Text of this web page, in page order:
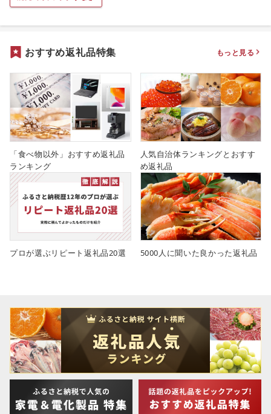
おすすめ返礼品特集 もっと見る
「食べ物以外」おすすめ返礼品
ランキング
人気自治体ランキングとおすす
め返礼品
プロが選ぶリピート返礼品20選 5000人に聞いた良かった返礼品